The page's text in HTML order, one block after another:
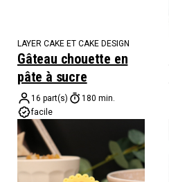
LAYER CAKE ET CAKE DESIGN
Gâteau chouette en
pâte à sucre
16 part(s)
180 min.
facile